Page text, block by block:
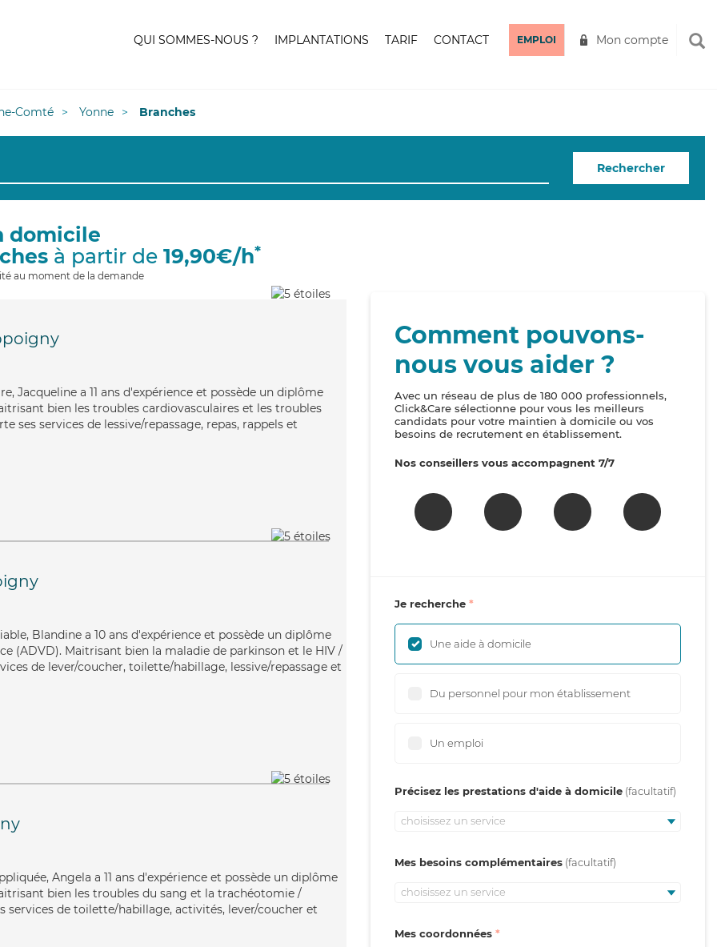
QUI SOMMES-NOUS ? IMPLANTATIONS TARIF CONTACT EMPLOI Mon compte
Comté Yonne Branches
Rechercher
domicile
à partir de 19,90€/h*
au moment de la demande
Jacqueline a 11 ans d'expérience et possède un diplôme
bien les troubles cardiovasculaires et les troubles
ses services de lessive/repassage, repas, rappels et
Blandine a 10 ans d'expérience et possède un diplôme
(ADVD). Maitrisant bien la maladie de parkinson et le HIV /
de lever/coucher, toilette/habillage, lessive/repassage et
Angela a 11 ans d'expérience et possède un diplôme
bien les troubles du sang et la trachéotomie /
services de toilette/habillage, activités, lever/coucher et
Comment pouvons-
nous vous aider ?
Avec un réseau de plus de 180 000 professionnels,
Click&Care sélectionne pour vous les meilleurs
candidats pour votre maintien à domicile ou vos
besoins de recrutement en établissement.
Nos conseillers vous accompagnent 7/7
Je recherche
Une aide à domicile
Du personnel pour mon établissement
Un emploi
Précisez les prestations d'aide à domicile
choisissez un service
Mes besoins complémentaires
choisissez un service
Mes coordonnées